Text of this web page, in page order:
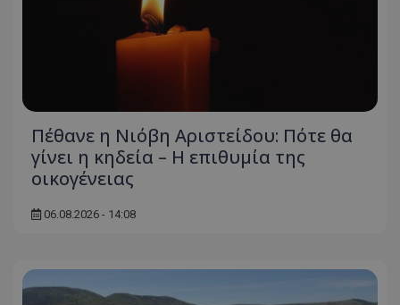
Πέθανε η Νιόβη Αριστείδου: Πότε θα
γίνει η κηδεία – Η επιθυμία της
οικογένειας
06.08.2026 - 14:08